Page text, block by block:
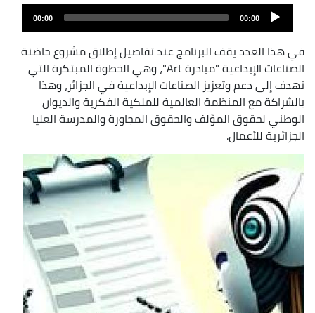
Audio
Player
00:00
00:00
في هذا العدد يقف البرنامج عند تفاصيل إطلاق مشروع حاضنة
الصناعات الإبداعية "مبادرة Art"، وهي الخطوة المبتكرة التي
تهدف إلى دعم وتعزيز الصناعات الإبداعية في الجزائر، وهذا
بالشراكة مع المنظمة العالمية للملكية الفكرية والديوان
الوطني لحقوق المؤلف والحقوق المجاورة والمدرسة العليا
الجزائرية للأعمال.